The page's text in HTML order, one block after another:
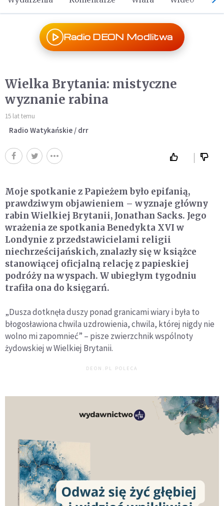
Radio DEON Modlitwa
Wielka Brytania: mistyczne
wyznanie rabina
15 lat temu
Radio Watykańskie / drr
Moje spotkanie z Papieżem było epifanią,
prawdziwym objawieniem – wyznaje główny
rabin Wielkiej Brytanii, Jonathan Sacks. Jego
wrażenia ze spotkania Benedykta XVI w
Londynie z przedstawicielami religii
niechrześcijańskich, znalazły się w książce
stanowiącej oficjalną relację z papieskiej
podróży na wyspach. W ubiegłym tygodniu
trafiła ona do księgarń.
„Dusza dotknęła duszy ponad granicami wiary i była to
błogosławiona chwila uzdrowienia, chwila, której nigdy nie
wolno mi zapomnieć” – pisze zwierzchnik wspólnoty
żydowskiej w Wielkiej Brytanii.
DEON.PL POLECA